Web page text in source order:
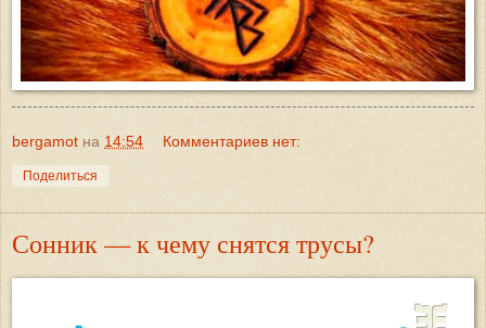
bergamot на 14:54 Комментариев нет:
Поделиться
Сонник — к чему снятся трусы?